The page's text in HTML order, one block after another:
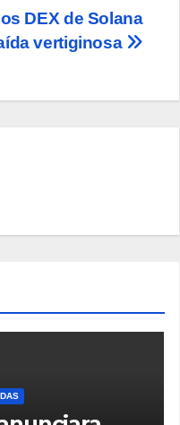
DEX de Solana
vertiginosa